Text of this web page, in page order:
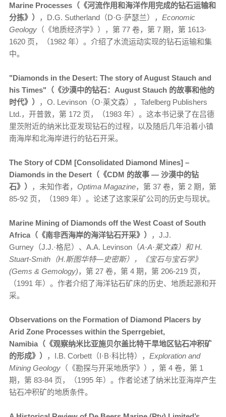
Marine Processes（《河流作用和海洋作用完成的钻石运输和
分拣》）
，D.G. Sutherland（D·G·萨瑟兰）， Economic
Geology （《地质经济学》），第 77 卷，第 7 期，第 1613-
1620 页，（1982 年）。介绍了水流运动实现的钻石运输和集
中。
"Diamonds in the Desert: The story of August Stauch and
his Times"（《沙漠中的钻石：August Stauch 的故事和他的
时代》）
，O. Levinson（O·莱文森），Tafelberg Publishers
Ltd.，开普敦，第 172 页，（1983 年）。这本书记录了在吕德
里茨附近的纳米比亚发现钻石的过程，以及随后几年沿着小镇
南海岸和北海岸进行的钻石开采。
The Story of CDM [Consolidated Diamond Mines] –
Diamonds in the Desert（《CDM 的故事 — 沙漠中的钻
石》）
，未知作者， Optima Magazine，第 37 卷，第 2 期，第
85-92 页，（1989 年）。论述了这家采矿公司的历史与现状。
Marine Mining of Diamonds off the West Coast of South
Africa（《南非西海岸的海洋钻石开采》）
，J.J.
Gurney（J.J.·格尼）、A.A. Levinson（A·A·莱文森）和 H.
Stuart-Smith（H.斯图华特—史密斯），《宝石与宝石学》
(Gems & Gemology)，第 27 卷，第 4 期，第 206-219 页，
（1991 年）。作者介绍了海洋钻石矿床的历史、地质起源和开
采。
Observations on the Formation of Diamond Placers by
Arid Zone Processes within the Sperrgebiet,
Namibia（《观察纳米比亚施贝尔盖比特干旱地区钻石冲积矿
的形成》）
，I.B. Corbett（I·B·科比特）， Exploration and
Mining Geology （《勘探与开采地质学》），第 4 卷，第 1
期，第 83-84 页，（1995 年）。作者论述了纳米比亚海岸产生
钻石冲积矿的地质条件。